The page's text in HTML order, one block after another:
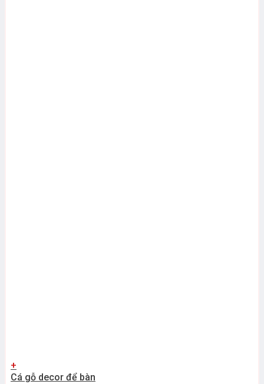
+
Cá gỗ decor để bàn